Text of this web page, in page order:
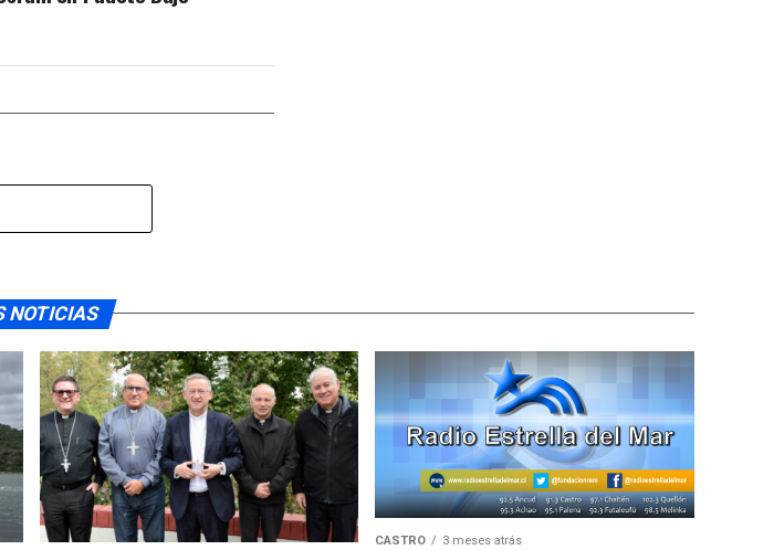
NOTICIAS
CASTRO 3 meses atrás